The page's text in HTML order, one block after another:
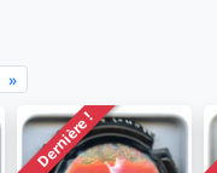
»
Dernière !